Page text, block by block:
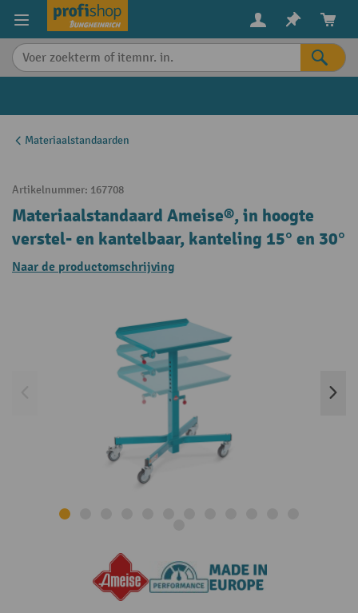
content
Materiaalstandaarden
Artikelnummer: 167708
Materiaalstandaard Ameise®, in hoogte
verstel- en kantelbaar, kanteling 15° en 30°
Naar de productomschrijving